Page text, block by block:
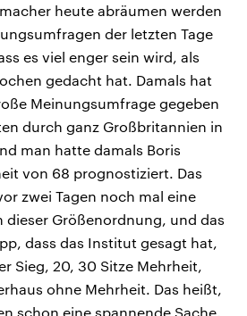
heute abräumen werden
der letzten Tage
es viel enger sein wird, als
gedacht hat. Damals hat
Meinungsumfrage gegeben
durch ganz Großbritannien in
man hatte damals Boris
von 68 prognostiziert. Das
zwei Tagen noch mal eine
dieser Größenordnung, und das
dass das Institut gesagt hat,
Sieg, 20, 30 Sitze Mehrheit,
ohne Mehrheit. Das heißt,
schon eine spannende Sache.